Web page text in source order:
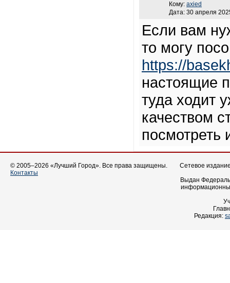
Кому: axied
Дата: 30 апреля
Если вам
то могу
https://
настоящие
туда ходит
качеством
посмотреть
© 2005–2026 «Лучший Город». Все права защищены.
Контакты
Сетевое
Выдан
Редакция: